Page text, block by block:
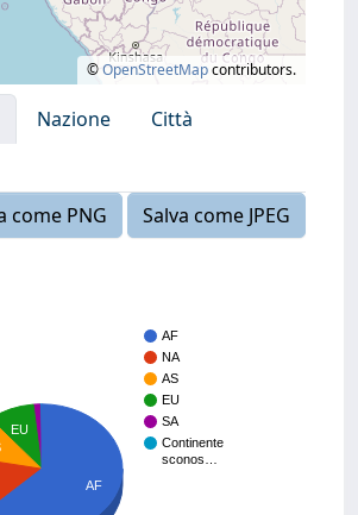
©OpenStreetMapcontributors.
Nazione
Città
come PNG
Salva come JPEG
AF
NA
AS
EU
SA
Continente
sconos…
EU
AF